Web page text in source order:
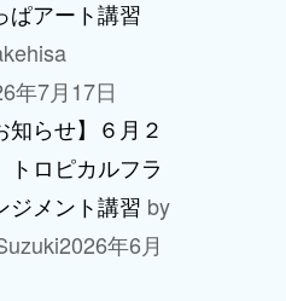
ぱアート講習
年7月17日
知らせ】６月２
トロピカルフラ
ジメント講習 by
2026年6月